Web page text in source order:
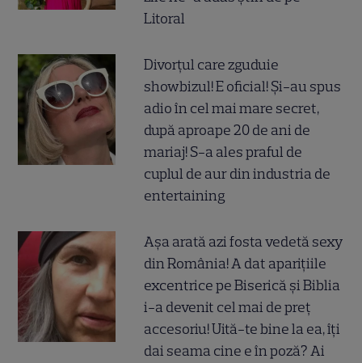
Litoral
Divorțul care zguduie
showbizul! E oficial! Și-au spus
adio în cel mai mare secret,
după aproape 20 de ani de
mariaj! S-a ales praful de
cuplul de aur din industria de
entertaining
Așa arată azi fosta vedetă sexy
din România! A dat aparițiile
excentrice pe Biserică și Biblia
i-a devenit cel mai de preț
accesoriu! Uită-te bine la ea, îți
dai seama cine e în poză? Ai